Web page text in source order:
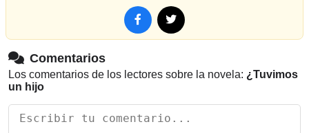
Comentarios
Los comentarios de los lectores sobre la novela: ¿Tuvimos
un hijo